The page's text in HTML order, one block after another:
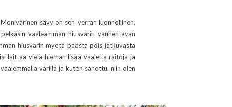
sävy on sen verran luonnollinen,
vaaleamman hiusvärin vanhentavan
hiusvärin myötä päästä pois jatkuvasta
laittaa vielä hieman lisää vaaleita raitoja ja
värillä ja kuten sanottu, niin olen